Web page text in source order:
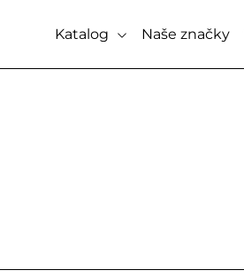
Katalog Naše značky